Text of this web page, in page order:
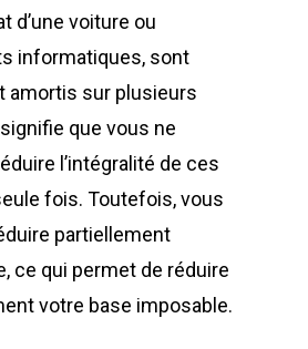
d’une voiture ou
informatiques, sont
amortis sur plusieurs
que vous ne
l’intégralité de ces
fois. Toutefois, vous
partiellement
ce qui permet de réduire
votre base imposable.